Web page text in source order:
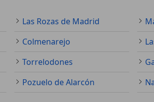
Las Rozas de Madrid
Colmenarejo
Torrelodones
Pozuelo de Alarcón